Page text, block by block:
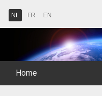
NL FR EN
Home